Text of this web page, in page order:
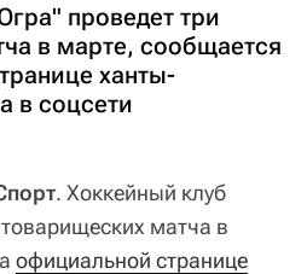
проведет три
в марте, сообщается
ханты-
в соцсети
. Хоккейный клуб
матча в
официальной странице